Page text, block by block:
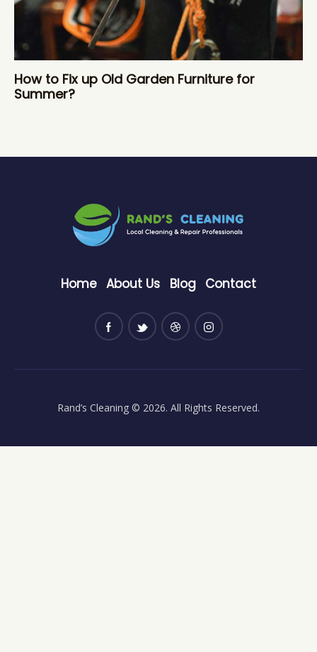
How to Fix up Old Garden Furniture for
Summer?
Home About Us Blog Contact
Rand’s Cleaning © 2026. All Rights Reserved.